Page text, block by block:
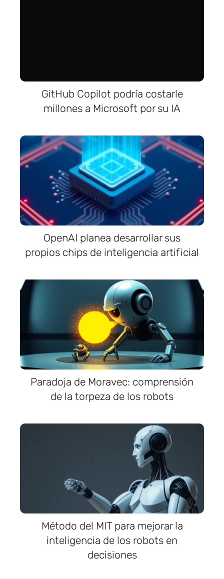
GitHub Copilot podría costarle
millones a Microsoft por su IA
OpenAI planea desarrollar sus
propios chips de inteligencia artificial
Paradoja de Moravec: comprensión
de la torpeza de los robots
Método del MIT para mejorar la
inteligencia de los robots en
decisiones